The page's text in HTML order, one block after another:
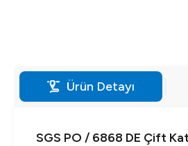
Ürün Detayı
SGS PO / 6868 DE Çift